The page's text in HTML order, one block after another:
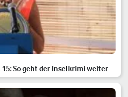
So geht der Inselkrimi weiter